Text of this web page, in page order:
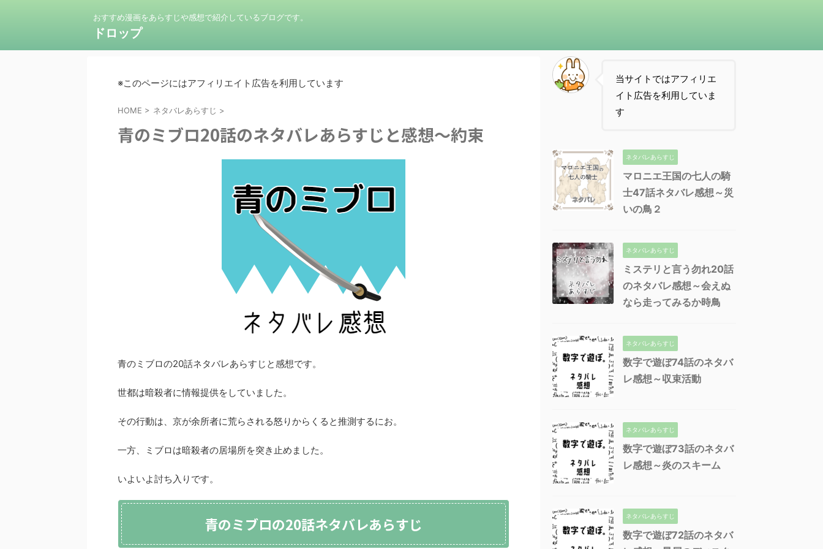
おすすめ漫画をあらすじや感想で紹介しているブログです。
ドロップ
※このページにはアフィリエイト広告を利用しています
HOME > ネタバレあらすじ >
青のミブロ20話のネタバレあらすじと感想〜約束
青のミブロの20話ネタバレあらすじと感想です。
世都は暗殺者に情報提供をしていました。
その行動は、京が余所者に荒らされる怒りからくると推測するにお。
一方、ミブロは暗殺者の居場所を突き止めました。
いよいよ討ち入りです。
青のミブロの20話ネタバレあらすじ
当サイトではアフィリエ
イト広告を利用していま
す
ネタバレあらすじ
マロニエ王国の七人の騎
士47話ネタバレ感想～災
いの鳥２
ネタバレあらすじ
ミステリと言う勿れ20話
のネタバレ感想～会えぬ
なら走ってみるか時鳥
ネタバレあらすじ
数字で遊ぼ74話のネタバ
レ感想～収束活動
ネタバレあらすじ
数字で遊ぼ73話のネタバ
レ感想～炎のスキーム
ネタバレあらすじ
数字で遊ぼ72話のネタバ